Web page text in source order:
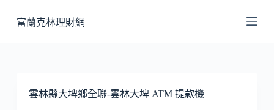
至
富蘭克林理財網
雲林縣大埤鄉全聯-雲林大埤 ATM 提款機